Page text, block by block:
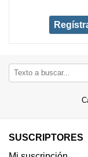
SUSCRIPTORES